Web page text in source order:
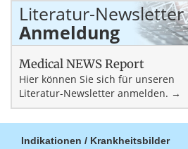
Literatur-Newsletter
Anmeldung
Medical NEWS Report
Hier können Sie sich für unseren
Literatur-Newsletter anmelden. →
Indikationen / Krankheitsbilder